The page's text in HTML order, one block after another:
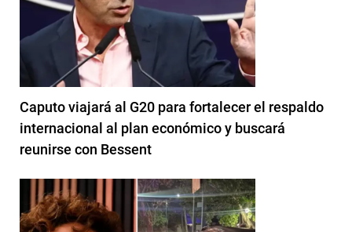
Caputo viajará al G20 para fortalecer el respaldo
internacional al plan económico y buscará
reunirse con Bessent